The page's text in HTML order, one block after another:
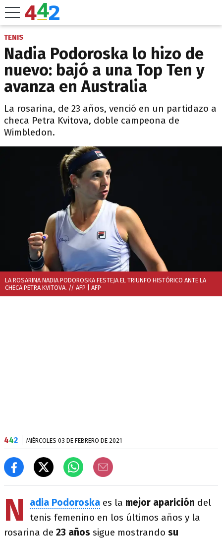
TENIS
Nadia Podoroska lo hizo de
nuevo: bajó a una Top Ten y
avanza en Australia
La rosarina, de 23 años, venció en un partidazo a
checa Petra Kvitova, doble campeona de
Wimbledon.
LA ROSARINA NADIA PODOROSKA FESTEJA EL TRIUNFO HISTÓRICO ANTE LA
CHECA PETRA KVITOVA. // AFP | AFP
442 MIÉRCOLES 03 DE FEBRERO DE 2021
N adia Podoroska es la mejor aparición del
tenis femenino en los últimos años y la
rosarina de 23 años sigue mostrando su